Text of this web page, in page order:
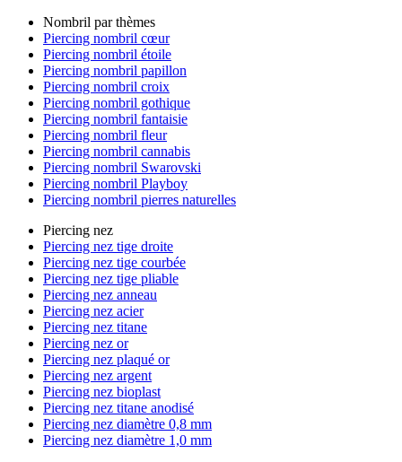
Nombril par thèmes
Piercing nombril cœur
Piercing nombril étoile
Piercing nombril papillon
Piercing nombril croix
Piercing nombril gothique
Piercing nombril fantaisie
Piercing nombril fleur
Piercing nombril cannabis
Piercing nombril Swarovski
Piercing nombril Playboy
Piercing nombril pierres naturelles
Piercing nez
Piercing nez tige droite
Piercing nez tige courbée
Piercing nez tige pliable
Piercing nez anneau
Piercing nez acier
Piercing nez titane
Piercing nez or
Piercing nez plaqué or
Piercing nez argent
Piercing nez bioplast
Piercing nez titane anodisé
Piercing nez diamètre 0,8 mm
Piercing nez diamètre 1,0 mm